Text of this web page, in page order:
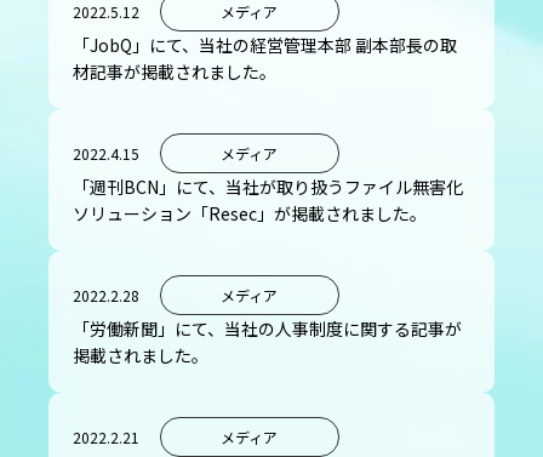
2022.5.12 メディア
「JobQ」にて、当社の経営管理本部 副本部長の取
材記事が掲載されました。
2022.4.15 メディア
「週刊BCN」にて、当社が取り扱うファイル無害化
ソリューション「Resec」が掲載されました。
2022.2.28 メディア
「労働新聞」にて、当社の人事制度に関する記事が
掲載されました。
2022.2.21 メディア